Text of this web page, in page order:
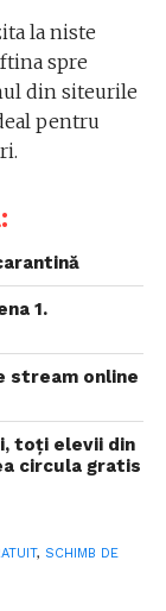
la niste
spre
din siteurile
pentru
1.
stream online
toți elevii din
circula gratis
, SCHIMB DE